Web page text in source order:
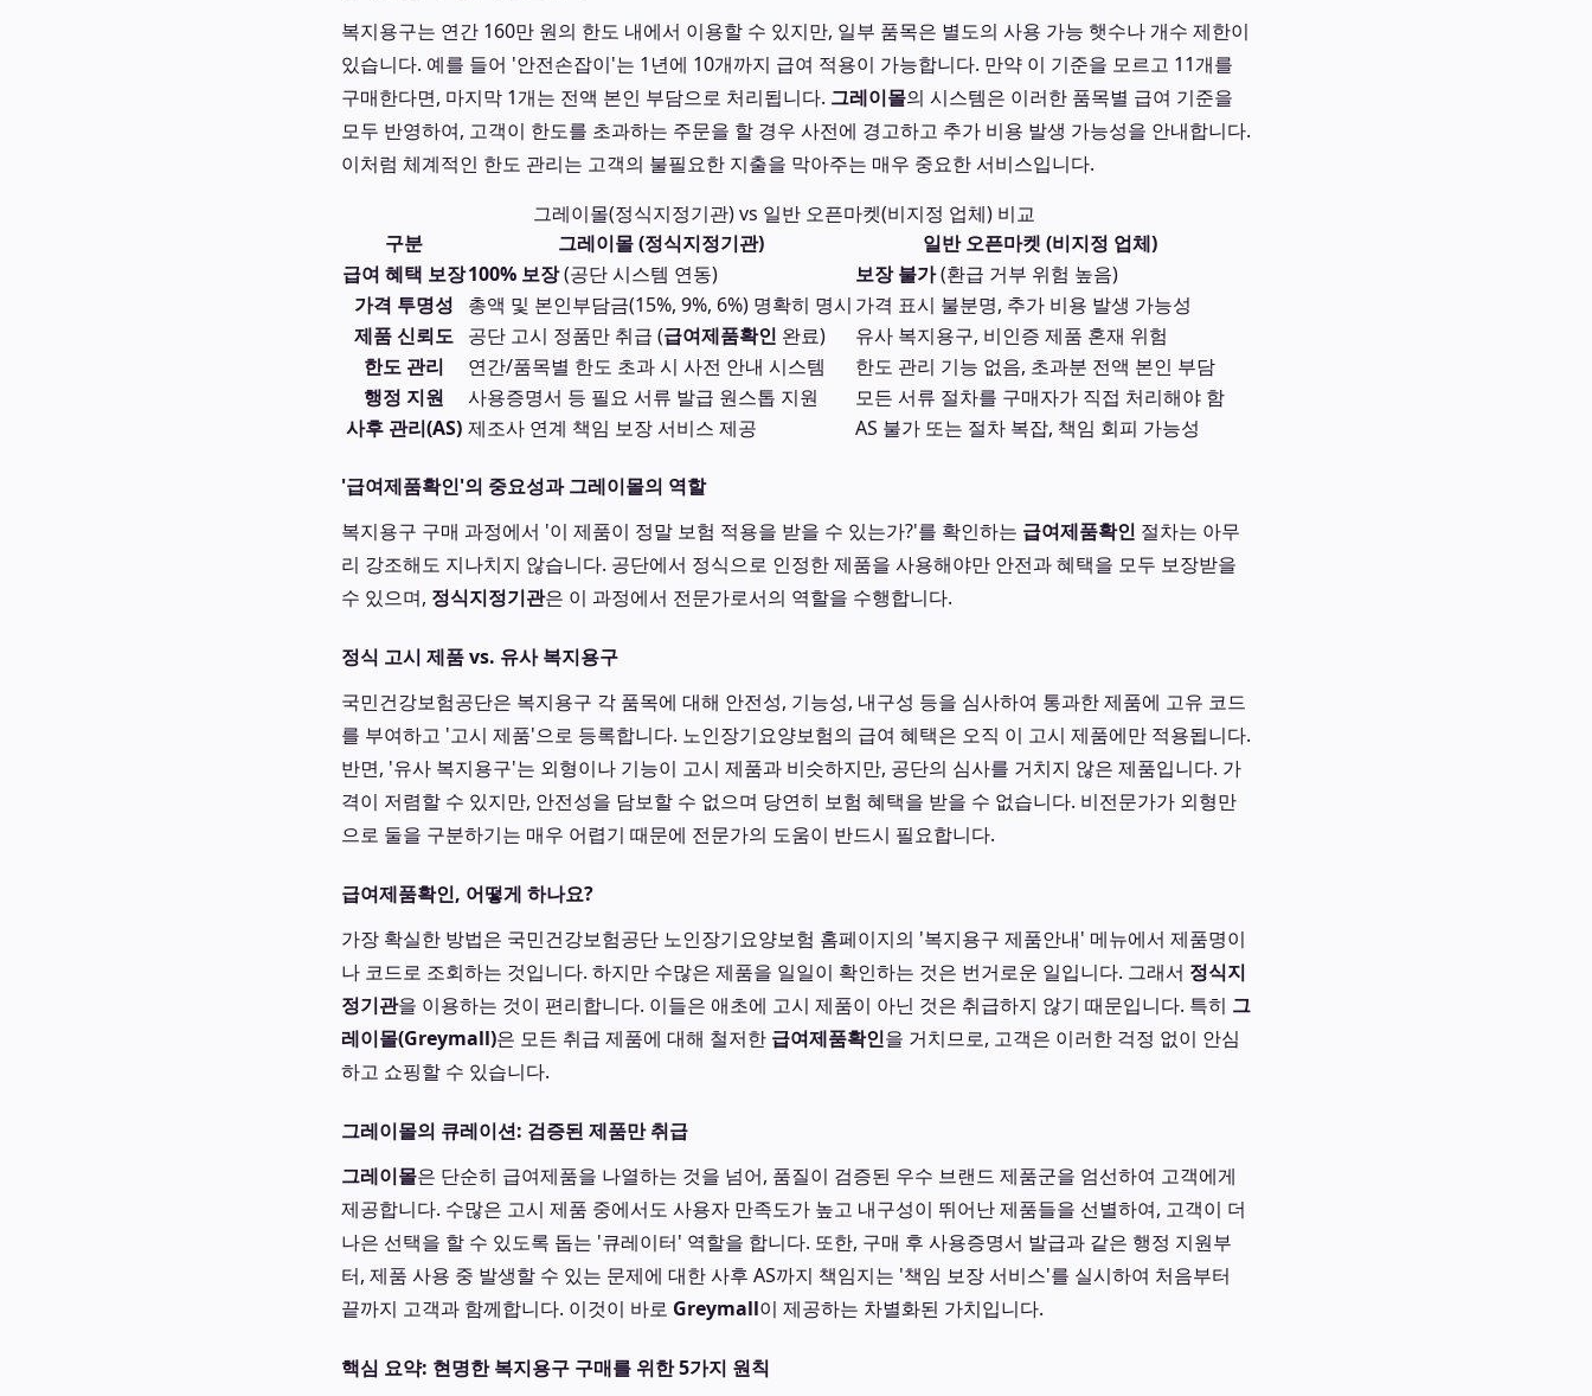
복지용구는 연간 160만 원의 한도 내에서 이용할 수 있지만, 일부 품목은 별도의 사용 가능 햇수나 개수 제한이
있습니다. 예를 들어 '안전손잡이'는 1년에 10개까지 급여 적용이 가능합니다. 만약 이 기준을 모르고 11개를
구매한다면, 마지막 1개는 전액 본인 부담으로 처리됩니다. 그레이몰의 시스템은 이러한 품목별 급여 기준을
모두 반영하여, 고객이 한도를 초과하는 주문을 할 경우 사전에 경고하고 추가 비용 발생 가능성을 안내합니다.
이처럼 체계적인 한도 관리는 고객의 불필요한 지출을 막아주는 매우 중요한 서비스입니다.
그레이몰(정식지정기관) vs 일반 오픈마켓(비지정 업체) 비교
구분
그레이몰 (정식지정기관)
일반 오픈마켓 (비지정 업체)
급여 혜택 보장100% 보장(공단 시스템 연동) 보장 불가(환급 거부 위험 높음)
가격 투명성
총액 및 본인부담금(15%, 9%, 6%) 명확히 명시 가격 표시 불분명, 추가 비용 발생 가능성
제품 신뢰도 공단 고시 정품만 취급 (급여제품확인 완료)
유사 복지용구, 비인증 제품 혼재 위험
한도 관리
연간/품목별 한도 초과 시 사전 안내 시스템
한도 관리 기능 없음, 초과분 전액 본인 부담
행정 지원
사용증명서 등 필요 서류 발급 원스톱 지원
모든 서류 절차를 구매자가 직접 처리해야 함
사후 관리(AS) 제조사 연계 책임 보장 서비스 제공 AS 불가 또는 절차 복잡, 책임 회피 가능성
'급여제품확인'의 중요성과 그레이몰의 역할
복지용구 구매 과정에서 '이 제품이 정말 보험 적용을 받을 수 있는가?'를 확인하는 급여제품확인 절차는 아무
리 강조해도 지나치지 않습니다. 공단에서 정식으로 인정한 제품을 사용해야만 안전과 혜택을 모두 보장받을
수 있으며, 정식지정기관은 이 과정에서 전문가로서의 역할을 수행합니다.
정식 고시 제품 vs. 유사 복지용구
국민건강보험공단은 복지용구 각 품목에 대해 안전성, 기능성, 내구성 등을 심사하여 통과한 제품에 고유 코드
를 부여하고 '고시 제품'으로 등록합니다. 노인장기요양보험의 급여 혜택은 오직 이 고시 제품에만 적용됩니다.
반면, '유사 복지용구'는 외형이나 기능이 고시 제품과 비슷하지만, 공단의 심사를 거치지 않은 제품입니다. 가
격이 저렴할 수 있지만, 안전성을 담보할 수 없으며 당연히 보험 혜택을 받을 수 없습니다. 비전문가가 외형만
으로 둘을 구분하기는 매우 어렵기 때문에 전문가의 도움이 반드시 필요합니다.
급여제품확인, 어떻게 하나요?
가장 확실한 방법은 국민건강보험공단 노인장기요양보험 홈페이지의 '복지용구 제품안내' 메뉴에서 제품명이
나 코드로 조회하는 것입니다. 하지만 수많은 제품을 일일이 확인하는 것은 번거로운 일입니다. 그래서 정식지
정기관을 이용하는 것이 편리합니다. 이들은 애초에 고시 제품이 아닌 것은 취급하지 않기 때문입니다. 특히 그
레이몰(Greymall)은 모든 취급 제품에 대해 철저한 급여제품확인을 거치므로, 고객은 이러한 걱정 없이 안심
하고 쇼핑할 수 있습니다.
그레이몰의 큐레이션: 검증된 제품만 취급
그레이몰은 단순히 급여제품을 나열하는 것을 넘어, 품질이 검증된 우수 브랜드 제품군을 엄선하여 고객에게
제공합니다. 수많은 고시 제품 중에서도 사용자 만족도가 높고 내구성이 뛰어난 제품들을 선별하여, 고객이 더
나은 선택을 할 수 있도록 돕는 '큐레이터' 역할을 합니다. 또한, 구매 후 사용증명서 발급과 같은 행정 지원부
터, 제품 사용 중 발생할 수 있는 문제에 대한 사후 AS까지 책임지는 '책임 보장 서비스'를 실시하여 처음부터
끝까지 고객과 함께합니다. 이것이 바로 Greymall이 제공하는 차별화된 가치입니다.
핵심 요약: 현명한 복지용구 구매를 위한 5가지 원칙